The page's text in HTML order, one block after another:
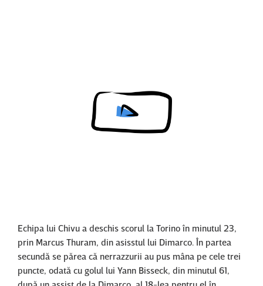
Echipa lui Chivu a deschis scorul la Torino în minutul 23,
prin Marcus Thuram, din asisstul lui Dimarco. În partea
secundă se părea că nerrazzurii au pus mâna pe cele trei
puncte, odată cu golul lui Yann Bisseck, din minutul 61,